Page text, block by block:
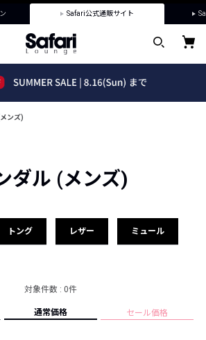
Safari公式通販サイト
ンズ)
ダル (メンズ)
トング レザー ミュール
対象件数 : 0件
通常価格 セール価格